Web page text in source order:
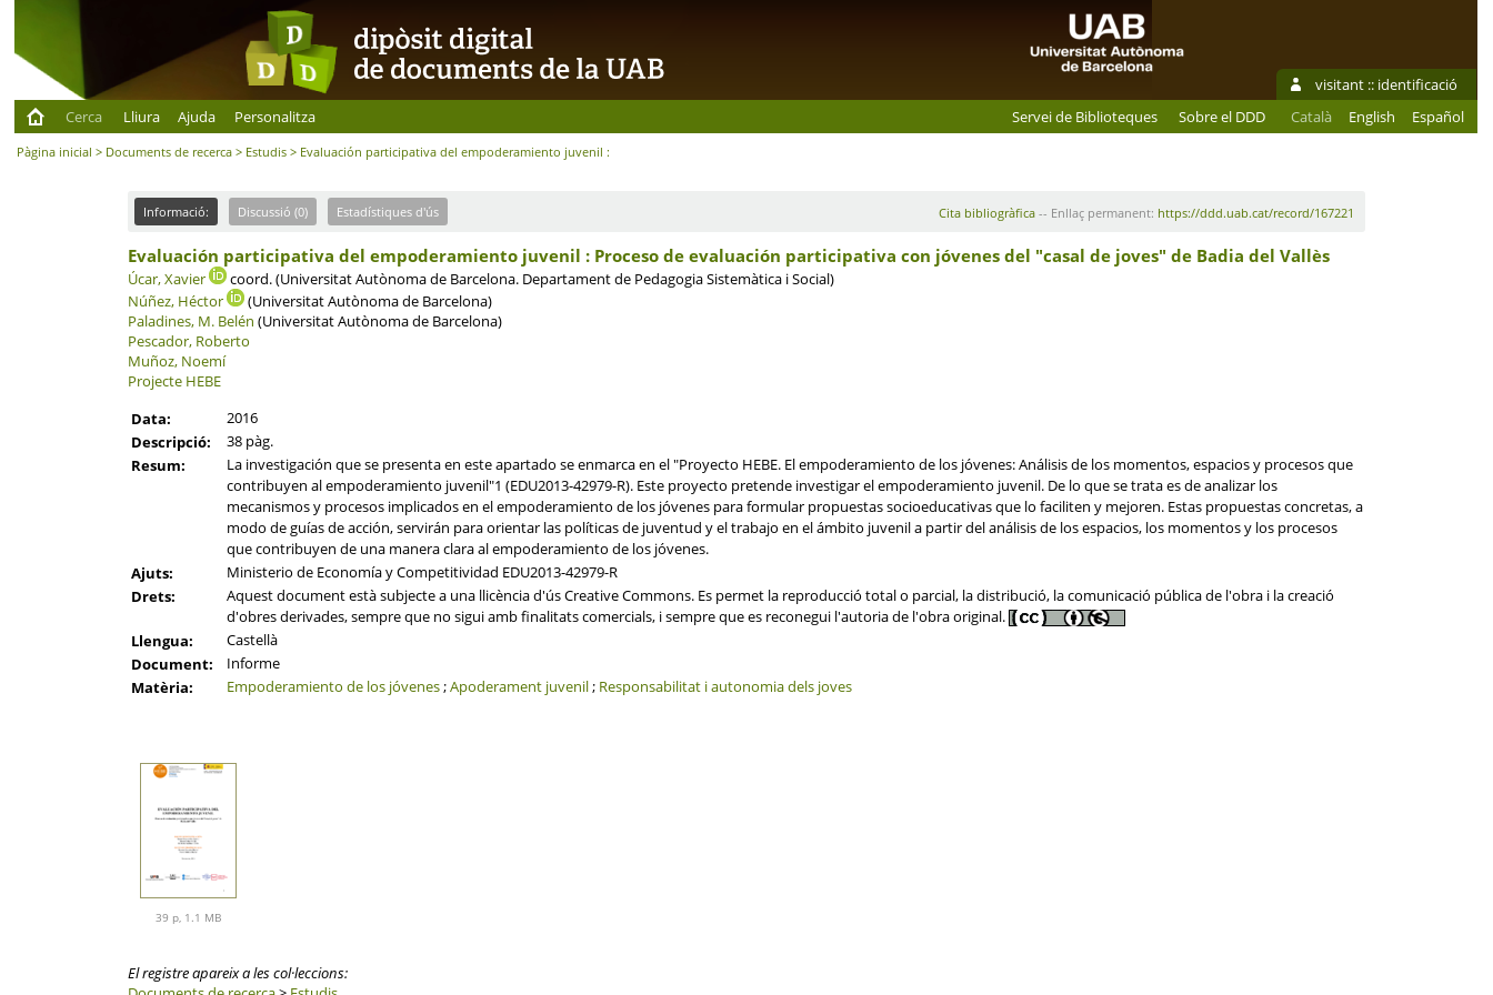
visitant :: identificació
Cerca
Lliura Ajuda Personalitza Servei de Biblioteques Sobre el DDD Català English Español
Pàgina inicial > Documents de recerca > Estudis > Evaluación participativa del empoderamiento juvenil :
Informació: Discussió (0) Estadístiques d'ús Cita bibliogràfica-- Enllaç permanent: https://ddd.uab.cat/record/167221
Evaluación participativa del empoderamiento juvenil : Proceso de evaluación participativa con jóvenes del "casal de joves" de Badia del Vallès
Úcar, Xavier
coord. (Universitat Autònoma de Barcelona. Departament de Pedagogia Sistemàtica i Social)
Núñez, Héctor
(Universitat Autònoma de Barcelona)
Paladines, M. Belén (Universitat Autònoma de Barcelona)
Pescador, Roberto
Muñoz, Noemí
Projecte HEBE
Data:
2016
Descripció:
38 pàg.
Resum:
La investigación que se presenta en este apartado se enmarca en el "Proyecto HEBE. El empoderamiento de los jóvenes: Análisis de los momentos, espacios y procesos que
contribuyen al empoderamiento juvenil"1 (EDU2013-42979-R). Este proyecto pretende investigar el empoderamiento juvenil. De lo que se trata es de analizar los
mecanismos y procesos implicados en el empoderamiento de los jóvenes para formular propuestas socioeducativas que lo faciliten y mejoren. Estas propuestas concretas, a
modo de guías de acción, servirán para orientar las políticas de juventud y el trabajo en el ámbito juvenil a partir del análisis de los espacios, los momentos y los procesos
que contribuyen de una manera clara al empoderamiento de los jóvenes.
Ajuts:
Ministerio de Economía y Competitividad EDU2013-42979-R
Drets:
Aquest document està subjecte a una llicència d'ús Creative Commons. Es permet la reproducció total o parcial, la distribució, la comunicació pública de l'obra i la creació
d'obres derivades, sempre que no sigui amb finalitats comercials, i sempre que es reconegui l'autoria de l'obra original.
Llengua:
Castellà
Document:
Informe
Matèria:
Empoderamiento de los jóvenes;Apoderament juvenil; Responsabilitat i autonomia dels joves
39 p, 1.1 MB
El registre apareix a les col·leccions: